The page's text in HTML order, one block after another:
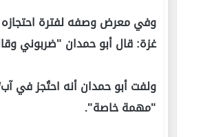
وفي معرض وصفه لفترة
غزة: قال أبو حمدان "ضربوني
ولفت أبو حمدان أنه احتُجز في
"مهمة خاصة".